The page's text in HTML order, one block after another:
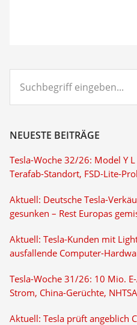
eingeben...
NEUESTE BEITRÄGE
Tesla-Woche 32/26: Model Y
Terafab-Standort, FSD-Lite-
Aktuell: Deutsche Tesla-
gesunken – Rest Europas
Aktuell: Tesla-Kunden mit
ausfallende Computer-
Tesla-Woche 31/26: 10 Mio.
Strom, China-Gerüchte,
Aktuell: Tesla prüft angeblich